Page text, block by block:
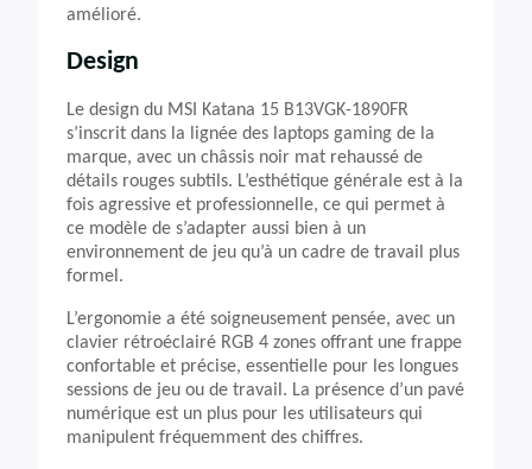
amélioré.
Design
Le design du MSI Katana 15 B13VGK-1890FR
s’inscrit dans la lignée des laptops gaming de la
marque, avec un châssis noir mat rehaussé de
détails rouges subtils. L’esthétique générale est à la
fois agressive et professionnelle, ce qui permet à
ce modèle de s’adapter aussi bien à un
environnement de jeu qu’à un cadre de travail plus
formel.
L’ergonomie a été soigneusement pensée, avec un
clavier rétroéclairé RGB 4 zones offrant une frappe
confortable et précise, essentielle pour les longues
sessions de jeu ou de travail. La présence d’un pavé
numérique est un plus pour les utilisateurs qui
manipulent fréquemment des chiffres.